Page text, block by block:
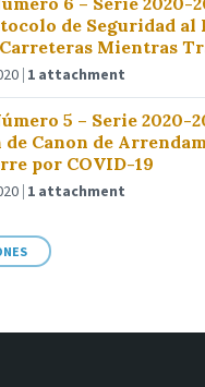
de Seguridad al
Mientras
1 attachment
5 – Serie 2020-
Canon de
por COVID-19
1 attachment